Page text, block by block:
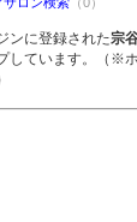
ンに登録された宗
しています。（※